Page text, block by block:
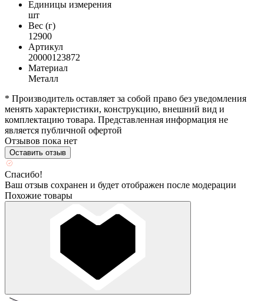
Единицы измерения
шт
Вес (г)
12900
Артикул
20000123872
Материал
Металл
* Производитель оставляет за собой право без уведомления
менять характеристики, конструкцию, внешний вид и
комплектацию товара. Представленная информация не
является публичной офертой
Отзывов пока нет
Оставить отзыв
Спасибо!
Ваш отзыв сохранен и будет отображен после модерации
Похожие товары